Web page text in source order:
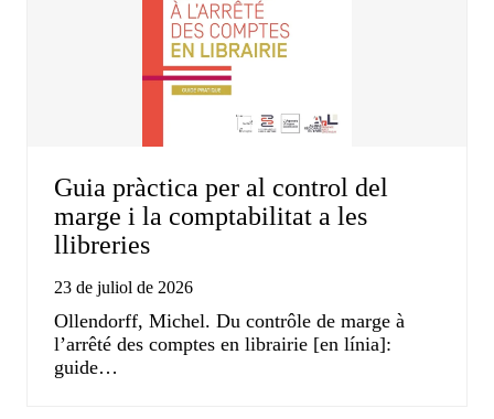
Guia pràctica per al control del
marge i la comptabilitat a les
llibreries
23 de juliol de 2026
Ollendorff, Michel. Du contrôle de marge à
l’arrêté des comptes en librairie [en línia]:
guide…